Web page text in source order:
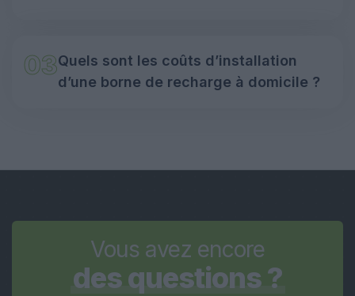
03Quels sont les coûts d’installation
d’une borne de recharge à domicile ?
Vous avez encore
des questions ?